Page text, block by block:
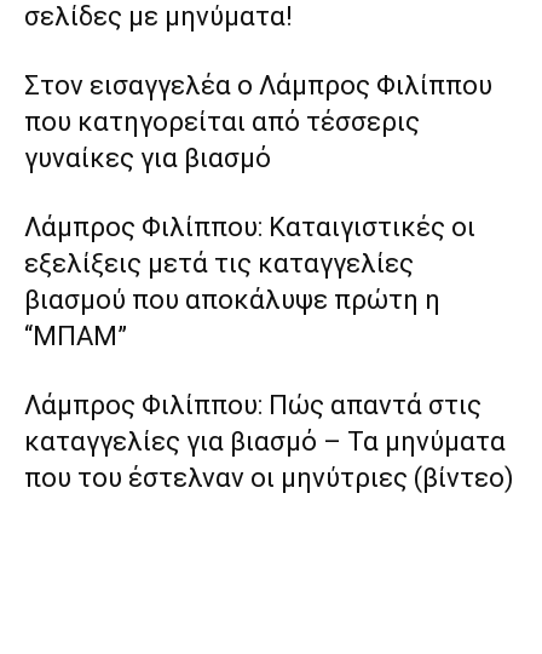
σελίδες με μηνύματα!
Στον εισαγγελέα ο Λάμπρος Φιλίππου
που κατηγορείται από τέσσερις
γυναίκες για βιασμό
Λάμπρος Φιλίππου: Καταιγιστικές οι
εξελίξεις μετά τις καταγγελίες
βιασμού που αποκάλυψε πρώτη η
“ΜΠΑΜ”
Λάμπρος Φιλίππου: Πώς απαντά στις
καταγγελίες για βιασμό – Τα μηνύματα
που του έστελναν οι μηνύτριες (βίντεο)